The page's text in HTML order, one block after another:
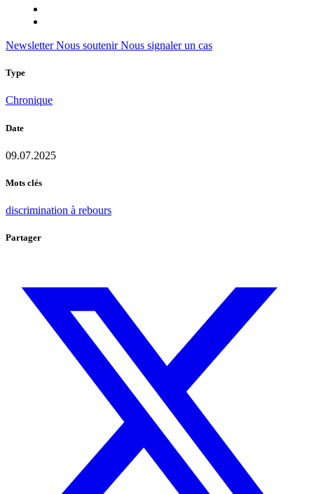
NewsletterNous soutenirNous signaler un cas
Type
Chronique
Date
09.07.2025
Mots clés
discrimination à rebours
Partager